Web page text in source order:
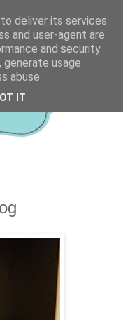
deliver its services
and user-agent are
and security
usage
abuse.
IT